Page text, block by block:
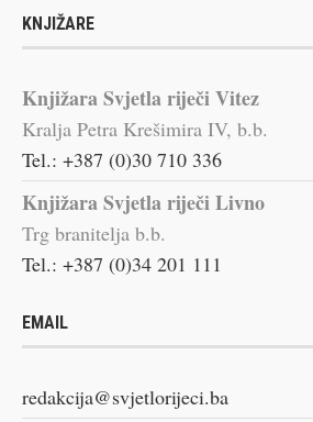
KNJIŽARE
Knjižara Svjetla riječi Vitez
Kralja Petra Krešimira IV, b.b.
Tel.: +387 (0)30 710 336
Knjižara Svjetla riječi Livno
Trg branitelja b.b.
Tel.: +387 (0)34 201 111
EMAIL
redakcija@svjetlorijeci.ba